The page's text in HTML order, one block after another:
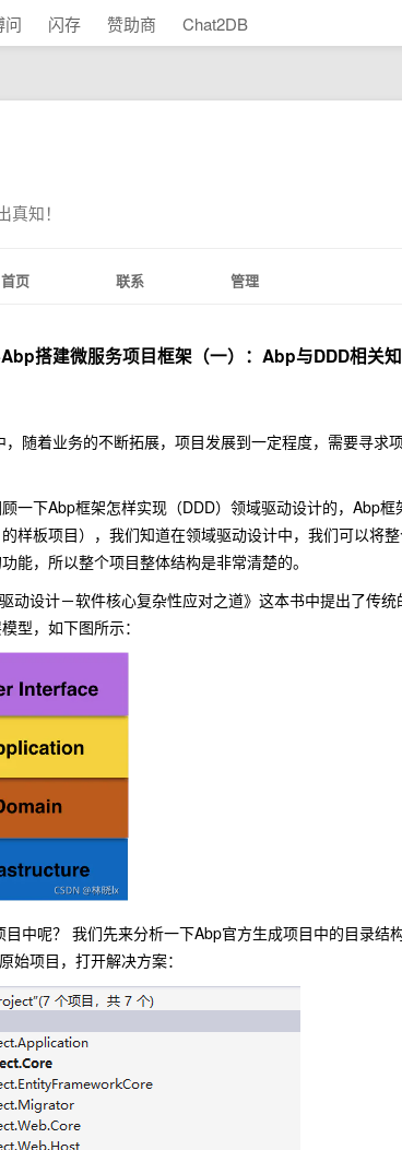
问 闪存 赞助商 Chat2DB
知！
首页 联系 管理
搭建微服务项目框架（一）：Abp与DDD相关
随着业务的不断拓展，项目发展到一定程度，需要寻求
一下Abp框架怎样实现（DDD）领域驱动设计的，Abp
样板项目），我们知道在领域驱动设计中，我们可以将
能，所以整个项目整体结构是非常清楚的。
动设计－软件核心复杂性应对之道》这本书中提出了传
型，如下图所示：
中呢？ 我们先来分析一下Abp官方生成项目中的目录结
始项目，打开解决方案：